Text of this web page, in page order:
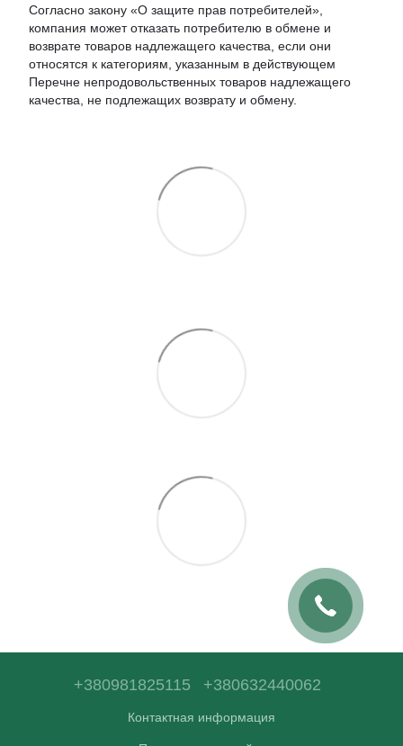
Согласно закону «О защите прав потребителей»,
компания может отказать потребителю в обмене и
возврате товаров надлежащего качества, если они
относятся к категориям, указанным в действующем
Перечне непродовольственных товаров надлежащего
качества, не подлежащих возврату и обмену.
+380981825115 +380632440062
Контактная информация